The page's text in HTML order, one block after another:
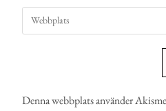
Denna webbplats använder